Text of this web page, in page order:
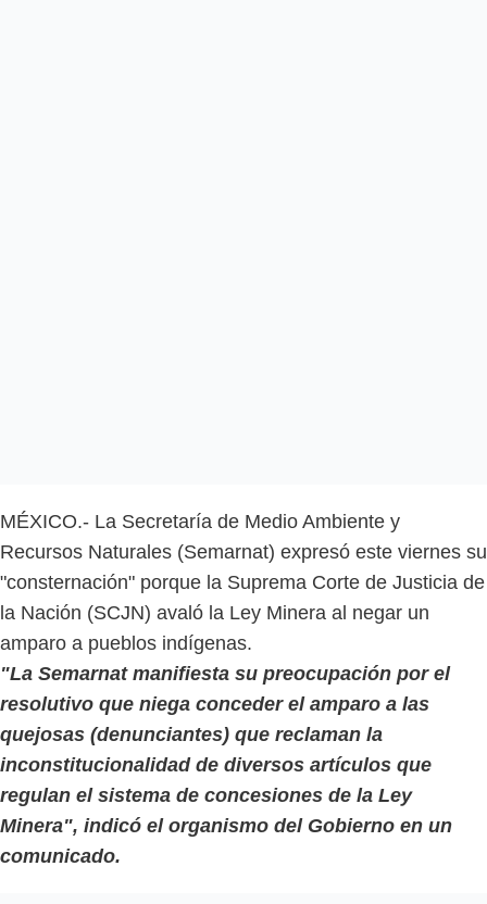
MÉXICO.- La Secretaría de Medio Ambiente y
Recursos Naturales (Semarnat) expresó este viernes su
"consternación" porque la Suprema Corte de Justicia de
la Nación (SCJN) avaló la Ley Minera al negar un
amparo a pueblos indígenas.
"La Semarnat manifiesta su preocupación por el
resolutivo que niega conceder el amparo a las
quejosas (denunciantes) que reclaman la
inconstitucionalidad de diversos artículos que
regulan el sistema de concesiones de la Ley
Minera", indicó el organismo del Gobierno en un
comunicado.